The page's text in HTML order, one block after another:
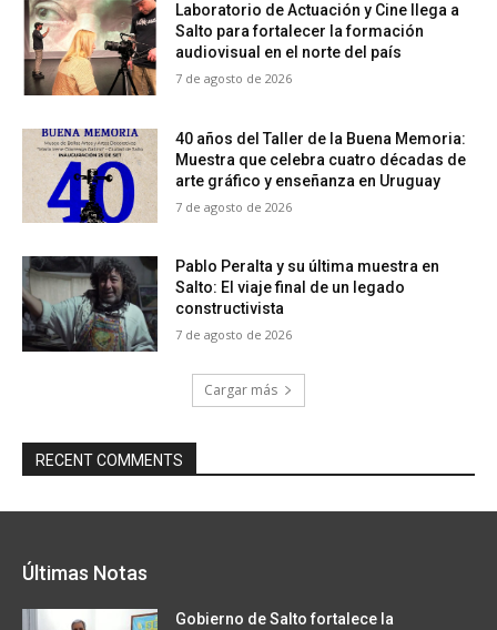
Laboratorio de Actuación y Cine llega a
Salto para fortalecer la formación
audiovisual en el norte del país
7 de agosto de 2026
40 años del Taller de la Buena Memoria:
Muestra que celebra cuatro décadas de
arte gráfico y enseñanza en Uruguay
7 de agosto de 2026
Pablo Peralta y su última muestra en
Salto: El viaje final de un legado
constructivista
7 de agosto de 2026
Cargar más
RECENT COMMENTS
Últimas Notas
Gobierno de Salto fortalece la